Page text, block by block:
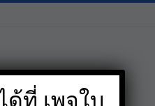
ที่ เพจใบ